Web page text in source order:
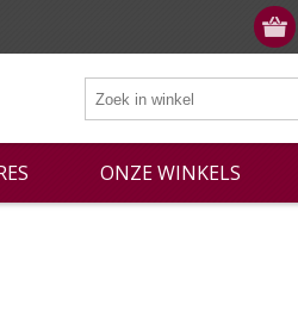
ONZE WINKELS